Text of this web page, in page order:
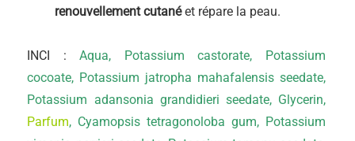
renouvellement cutanéet répare la peau.
INCI :Aqua, Potassium castorate, Potassium
cocoate, Potassium jatropha mahafalensis seedate,
Potassium adansonia grandidieri seedate, Glycerin,
Parfum, Cyamopsis tetragonoloba gum, Potassium